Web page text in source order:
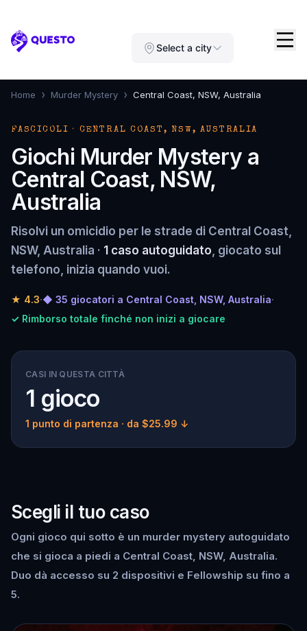
Questo Select a city
Home › Murder Mystery › Central Coast, NSW, Australia
FASCICOLI · CENTRAL COAST, NSW, AUSTRALIA
Giochi Murder Mystery a
Central Coast, NSW,
Australia
Risolvi un omicidio per le strade di Central Coast,
NSW, Australia · 1 caso autoguidato, giocato sul
telefono, inizia quando vuoi.
★ 4.3·◆ 35 giocatori a Central Coast, NSW, Australia·
✓ Rimborso totale finché non inizi a giocare
CASI IN QUESTA CITTÀ
1 gioco
1 punto di partenza · da $25.99 ↓
Scegli il tuo caso
Ogni gioco qui sotto è un murder mystery autoguidato
che si gioca a piedi a Central Coast, NSW, Australia.
Duo dà accesso su 2 dispositivi e Fellowship su fino a
5.